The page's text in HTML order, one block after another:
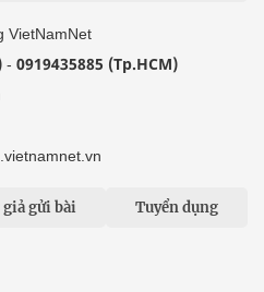
VietNamNet
- 0919435885 (Tp.HCM)
gửi bài Tuyển dụng